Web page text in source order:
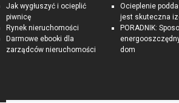
Jak wygłuszyć i ocieplić
piwnicę
Rynek nieruchomości
Darmowe ebooki dla
zarządców nieruchomości
Ocieplenie
jest skuteczna
PORADNIK:
dom